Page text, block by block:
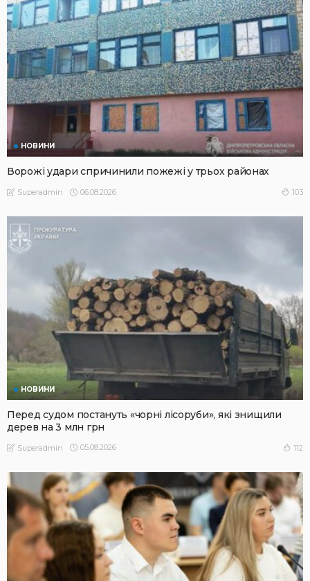
НОВИНИ
Ворожі удари спричинили пожежі у трьох районах
Superadmin 06.08.2026 103
НОВИНИ
Перед судом постануть «чорні лісоруби», які знищили
дерев на 3 млн грн
Superadmin 05.08.2026 112